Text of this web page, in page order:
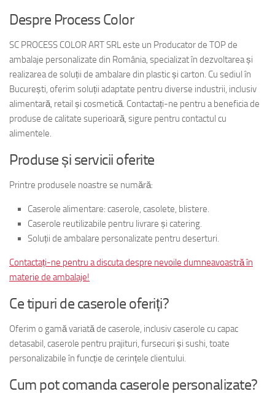
Despre Process Color
SC PROCESS COLOR ART SRL este un Producator de TOP de
ambalaje personalizate din România, specializat în dezvoltarea și
realizarea de soluții de ambalare din plastic și carton. Cu sediul în
București, oferim soluții adaptate pentru diverse industrii, inclusiv
alimentară, retail și cosmetică. Contactați-ne pentru a beneficia de
produse de calitate superioară, sigure pentru contactul cu
alimentele.
Produse și servicii oferite
Printre produsele noastre se numără:
Caserole alimentare: caserole, casolete, blistere.
Caserole reutilizabile pentru livrare și catering.
Soluții de ambalare personalizate pentru deserturi.
Contactați-ne pentru a discuta despre nevoile dumneavoastră în
materie de ambalaje!
Ce tipuri de caserole oferiți?
Oferim o gamă variată de caserole, inclusiv caserole cu capac
detasabil, caserole pentru prajituri, fursecuri și sushi, toate
personalizabile în funcție de cerințele clientului.
Cum pot comanda caserole personalizate?